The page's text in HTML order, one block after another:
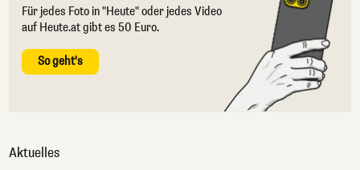
Für jedes Foto in "Heute" oder jedes Video
auf Heute.at gibt es 50 Euro.
So geht's
Aktuelles